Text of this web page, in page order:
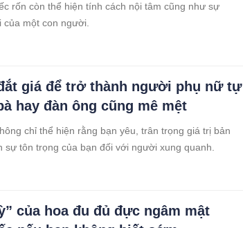
rốn còn thể hiện tính cách nội tâm cũng như sự
một con người.
giá để trở thành người phụ nữ tự
hay đàn ông cũng mê mệt
chỉ thể hiện rằng bạn yêu, trân trọng giá trị bản
sự tôn trọng của bạn đối với người xung quanh.
của hoa đu đủ đực ngâm mật